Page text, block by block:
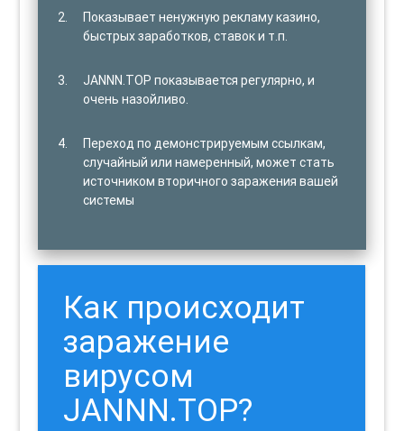
Показывает ненужную рекламу казино,
быстрых заработков, ставок и т.п.
JANNN.TOP показывается регулярно, и
очень назойливо.
Переход по демонстрируемым ссылкам,
случайный или намеренный, может стать
источником вторичного заражения вашей
системы
Как происходит
заражение
вирусом
JANNN.TOP?